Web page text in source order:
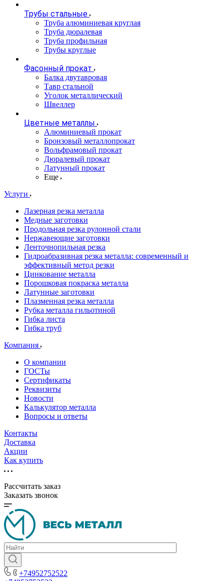
Трубы стальные
Труба алюминиевая круглая
Труба дюралевая
Труба профильная
Трубы круглые
Фасонный прокат
Балка двутавровая
Тавр стальной
Уголок металлический
Швеллер
Цветные металлы
Алюминиевый прокат
Бронзовый металлопрокат
Вольфрамовый прокат
Дюралевый прокат
Латунный прокат
Еще
Услуги
Лазерная резка металла
Медные заготовки
Продольная резка рулонной стали
Нержавеющие заготовки
Ленточнопильная резка
Гидроабразивная резка металла: современный и
эффективный метод резки
Цинкование металла
Порошковая покраска металла
Латунные заготовки
Плазменная резка металла
Рубка металла гильотиной
Гибка листа
Гибка труб
Компания
О компании
ГОСТы
Сертификаты
Реквизиты
Новости
Калькулятор металла
Вопросы и ответы
Контакты
Доставка
Акции
Как купить
Рассчитать заказ
Заказать звонок
+74952752522